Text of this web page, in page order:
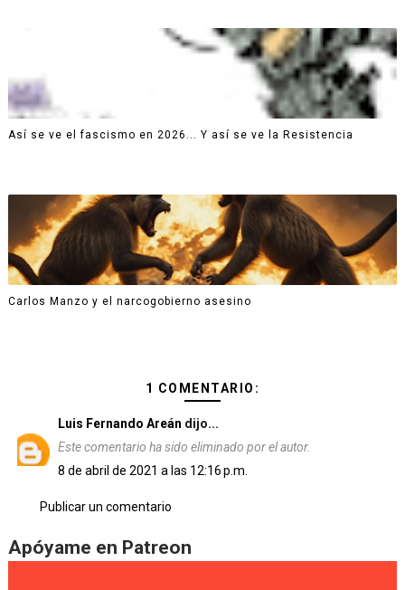
Así se ve el fascismo en 2026... Y así se ve la Resistencia
Carlos Manzo y el narcogobierno asesino
1 COMENTARIO:
Luis Fernando Areán dijo...
Este comentario ha sido eliminado por el autor.
8 de abril de 2021 a las 12:16 p.m.
Publicar un comentario
Apóyame en Patreon